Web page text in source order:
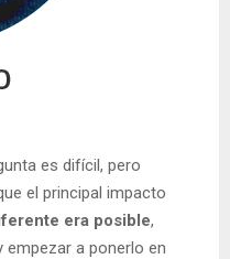
es difícil, pero
el principal impacto
era posible,
empezar a ponerlo en